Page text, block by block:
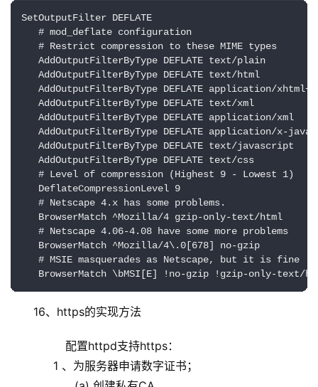
SetOutputFilter DEFLATE
# mod_deflate configuration
# Restrict compression to these MIME types
AddOutputFilterByType DEFLATE text/plain
AddOutputFilterByType DEFLATE text/html
AddOutputFilterByType DEFLATE application/
AddOutputFilterByType DEFLATE text/xml
AddOutputFilterByType DEFLATE application/xml
AddOutputFilterByType DEFLATE application/x-
AddOutputFilterByType DEFLATE text/javascript
AddOutputFilterByType DEFLATE text/css
# Level of compression (Highest 9 - Lowest 1)
DeflateCompressionLevel 9
# Netscape 4.x has some problems.
BrowserMatch ^Mozilla/4 gzip-only-text/html
# Netscape 4.06-4.08 have some more problems
BrowserMatch ^Mozilla/4\.0[678] no-gzip
# MSIE masquerades as Netscape, but it is fine
BrowserMatch \bMSI[E] !no-gzip !gzip-only-text/
16、https的实现方法
配置httpd支持https：
1 、为服务器申请数字证书；